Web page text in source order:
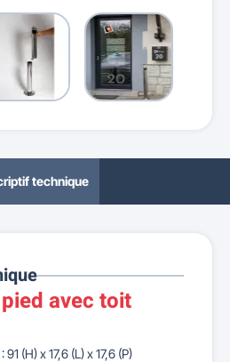
technique
avec toit
(H) x 17,6 (L) x 17,6 (P)